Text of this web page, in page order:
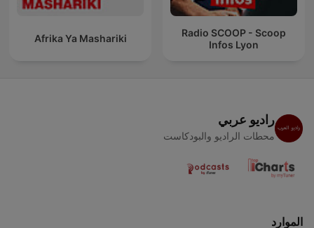
Radio SCOOP - Scoop
Infos Lyon
Afrika Ya Mashariki
راديو عربي
محطات الراديو والبودكاست
الموارد